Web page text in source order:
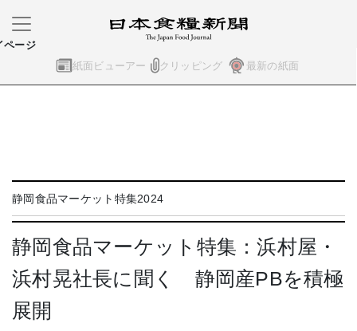
紙面ビューアー クリッピング 最新の紙面
ページ
静岡食品マーケット特集2024
静岡食品マーケット特集：浜村屋・
浜村晃社長に聞く 静岡産PBを積極
展開